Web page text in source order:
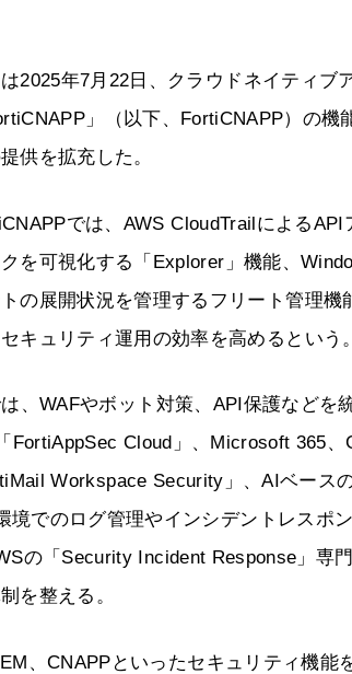
2025年7月22日、クラウドネイティブ
」（以下、FortiCNAPP）の
供を拡充した。
では、AWS CloudTrailによる
を可視化する「Explorer」機能、
の展開状況を管理するフリート管理機
キュリティ運用の効率を高めるという。
、WAFやボット対策、API保護などを
FortiAppSec Cloud」、Microsoft 365
Workspace Security」、AIベース
境でのログ管理やインシデントレスポ
の「Security Incident Response」専
を整える。
、CNAPPといったセキュリティ機